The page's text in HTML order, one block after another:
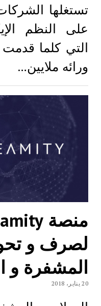
تستغلها
على النظم
التي كلما قدمت
ورائه ملايين…
لصرف و
المشفرة و
20 يناير، 2018